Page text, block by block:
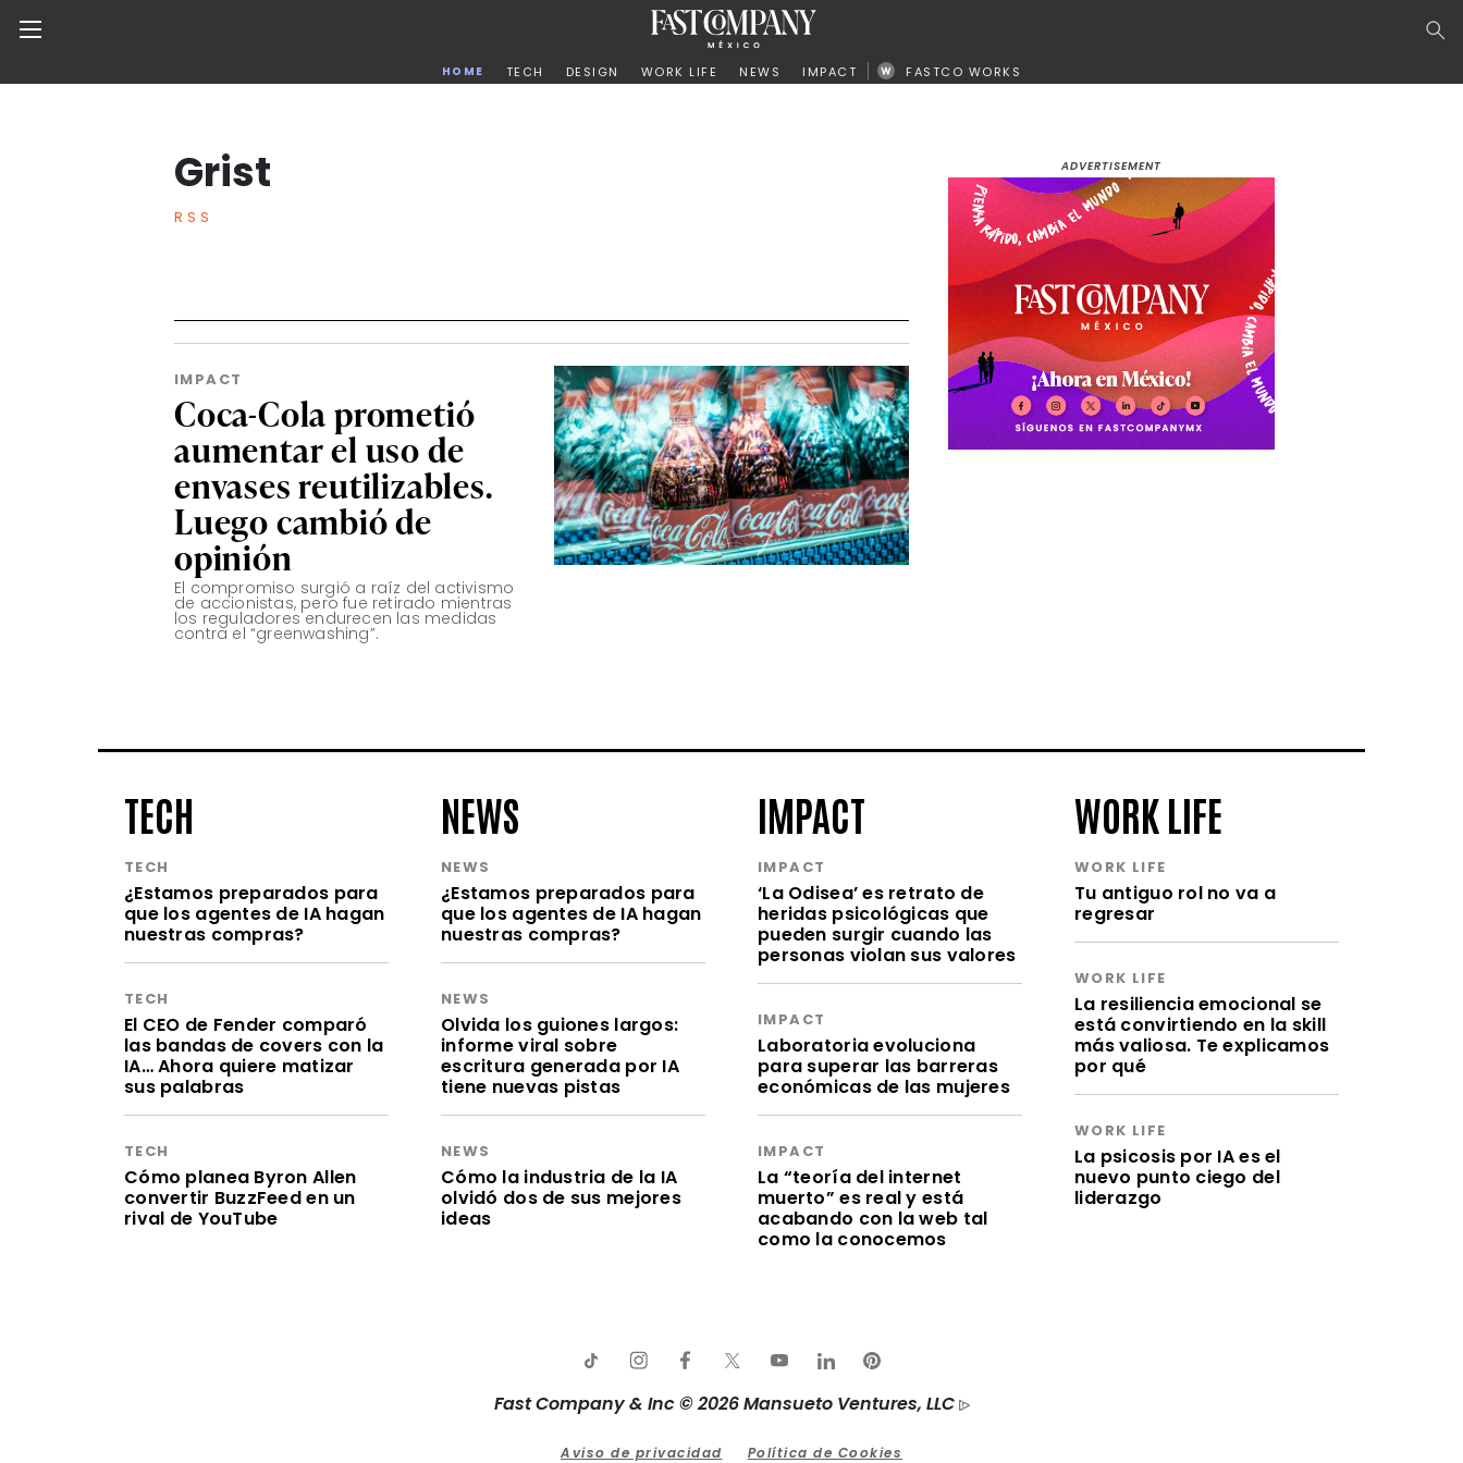
Noticias de negocios, innovación, tecnología y diseño
HOME TECH DESIGN WORK LIFE NEWS IMPACT FASTCO WORKS
Grist
RSS
IMPACT
Coca-Cola prometió
aumentar el uso de
envases reutilizables.
Luego cambió de
opinión
El compromiso surgió a raíz del activismo
de accionistas, pero fue retirado mientras
los reguladores endurecen las medidas
contra el “greenwashing”.
ADVERTISEMENT
TECH
TECH
¿Estamos preparados para
que los agentes de IA hagan
nuestras compras?
TECH
El CEO de Fender comparó
las bandas de covers con la
IA… Ahora quiere matizar
sus palabras
TECH
Cómo planea Byron Allen
convertir BuzzFeed en un
rival de YouTube
NEWS
NEWS
¿Estamos preparados para
que los agentes de IA hagan
nuestras compras?
NEWS
Olvida los guiones largos:
informe viral sobre
escritura generada por IA
tiene nuevas pistas
NEWS
Cómo la industria de la IA
olvidó dos de sus mejores
ideas
IMPACT
IMPACT
‘La Odisea’ es retrato de
heridas psicológicas que
pueden surgir cuando las
personas violan sus valores
IMPACT
Laboratoria evoluciona
para superar las barreras
económicas de las mujeres
IMPACT
La “teoría del internet
muerto” es real y está
acabando con la web tal
como la conocemos
WORK LIFE
WORK LIFE
Tu antiguo rol no va a
regresar
WORK LIFE
La resiliencia emocional se
está convirtiendo en la skill
más valiosa. Te explicamos
por qué
WORK LIFE
La psicosis por IA es el
nuevo punto ciego del
liderazgo
Fast Company & Inc © 2026 Mansueto Ventures, LLC
Aviso de privacidad Política de Cookies